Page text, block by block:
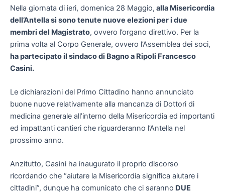
Nella giornata di ieri, domenica 28 Maggio, alla Misericordia
dell’Antella si sono tenute nuove elezioni per i due
membri del Magistrato, ovvero l’organo direttivo. Per la
prima volta al Corpo Generale, ovvero l’Assemblea dei soci,
ha partecipato il sindaco di Bagno a Ripoli Francesco
Casini.
Le dichiarazioni del Primo Cittadino hanno annunciato
buone nuove relativamente alla mancanza di Dottori di
medicina generale all’interno della Misericordia ed importanti
ed impattanti cantieri che riguarderanno l’Antella nel
prossimo anno.
Anzitutto, Casini ha inaugurato il proprio discorso
ricordando che “aiutare la Misericordia significa aiutare i
cittadini”, dunque ha comunicato che ci saranno DUE